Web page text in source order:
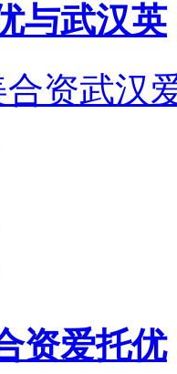
与武汉英
资武汉
资爱托优